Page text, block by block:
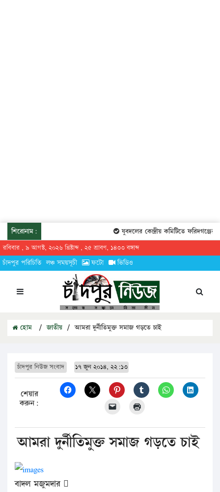
শিরোনাম: যুবদলের কেন্দ্রীয় কমিটিতে ফরিদগঞ্জের
রবিবার , ৯ আগস্ট, ২০২৬ খ্রিষ্টাব্দ , ২৫ শ্রাবণ, ১৪৩৩ বঙ্গাব্দ
চাঁদপুর পরিচিতি লঞ্চ সময়সূচী ফটো ভিডিও
হোম / জাতীয় / আমরা দুর্নীতিমুক্ত সমাজ গড়তে চাই
চাঁদপুর নিউজ সংবাদ ১৭ জুন ২০১৪, ২২:১৩
শেয়ার
করুন:
আমরা দুর্নীতিমুক্ত সমাজ গড়তে চাই
বাদল মজুমদার 